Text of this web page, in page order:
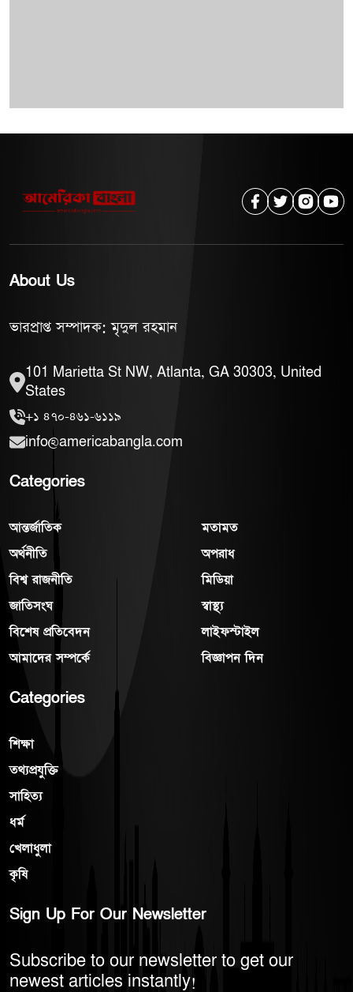
About Us
ভারপ্রাপ্ত সম্পাদক: মৃদুল রহমান
101 Marietta St NW, Atlanta, GA 30303, United
States
+১ ৪৭০-৪৬১-৬১১৯
info@americabangla.com
Categories
আন্তর্জাতিক
অর্থনীতি
বিশ্ব রাজনীতি
জাতিসংঘ
বিশেষ প্রতিবেদন
আমাদের সম্পর্কে
মতামত
অপরাধ
মিডিয়া
স্বাস্থ্য
লাইফস্টাইল
বিজ্ঞাপন দিন
Categories
শিক্ষা
তথ্যপ্রযুক্তি
সাহিত্য
ধর্ম
খেলাধুলা
কৃষি
Sign Up For Our Newsletter
Subscribe to our newsletter to get our
newest articles instantly!